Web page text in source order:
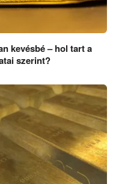
kevésbé – hol tart a
szerint?